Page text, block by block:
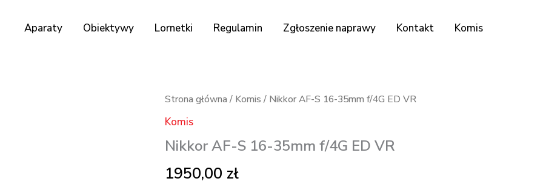
Aparaty Obiektywy Lornetki Regulamin Zgłoszenie naprawy Kontakt Komis
Strona główna / Komis / Nikkor AF-S 16-35mm f/4G ED VR
Komis
Nikkor AF-S 16-35mm f/4G ED VR
1950,00 zł